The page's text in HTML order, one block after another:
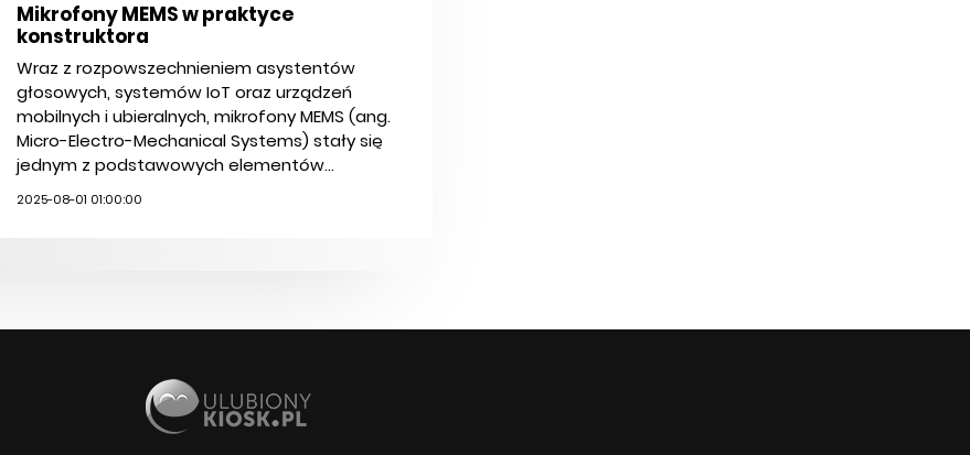
Mikrofony MEMS w praktyce
konstruktora
Wraz z rozpowszechnieniem asystentów
głosowych, systemów IoT oraz urządzeń
mobilnych i ubieralnych, mikrofony MEMS (ang.
Micro-Electro-Mechanical Systems) stały się
jednym z podstawowych elementów...
2025-08-01 01:00:00